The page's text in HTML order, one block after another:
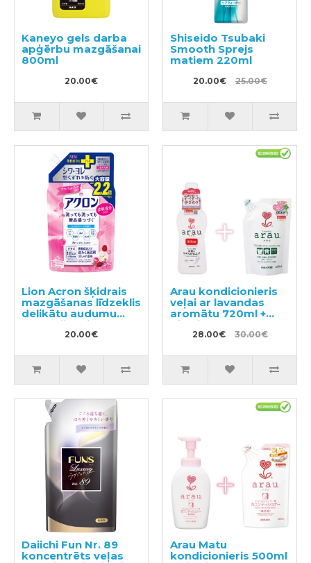
Kaneyo gels darba
apģērbu mazgāšanai
800ml
20.00€
Shiseido Tsubaki
Smooth Sprejs
matiem 220ml
20.00€ 25.00€
Lion Acron šķidrais
mazgāšanas līdzeklis
delikātu audumu
mazgāšanai,
pildviela 850ml
20.00€
Arau kondicionieris
veļai ar lavandas
aromātu 720ml +
pildviela 650ml
28.00€ 30.00€
Daiichi Fun Nr. 89
koncentrēts veļas
Arau Matu
kondicionieris 500ml